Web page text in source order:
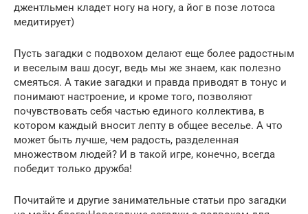
джентльмен кладет ногу на ногу, а йог в позе лотоса
медитирует)
Пусть загадки с подвохом делают еще более радостным
и веселым ваш досуг, ведь мы же знаем, как полезно
смеяться. А такие загадки и правда приводят в тонус и
понимают настроение, и кроме того, позволяют
почувствовать себя частью единого коллектива, в
котором каждый вносит лепту в общее веселье. А что
может быть лучше, чем радость, разделенная
множеством людей? И в такой игре, конечно, всегда
победит только дружба!
Почитайте и другие занимательные статьи про загадки